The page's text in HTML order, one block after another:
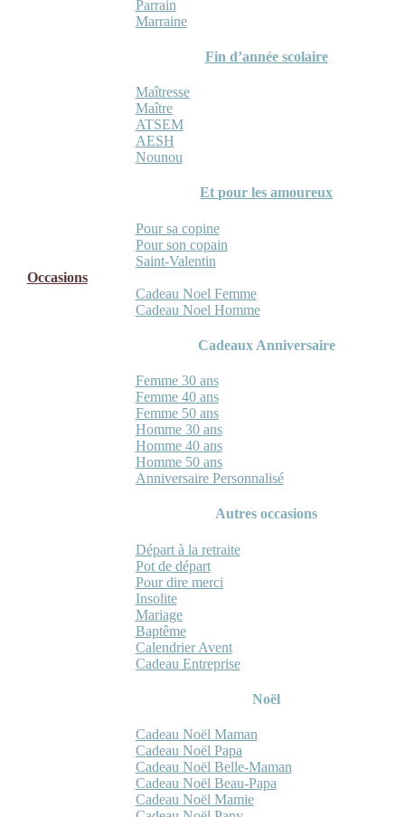
Parrain
Marraine
Fin d’année scolaire
Maîtresse
Maître
ATSEM
AESH
Nounou
Et pour les amoureux
Pour sa copine
Pour son copain
Saint-Valentin
Occasions
Cadeau Noel Femme
Cadeau Noel Homme
Cadeaux Anniversaire
Femme 30 ans
Femme 40 ans
Femme 50 ans
Homme 30 ans
Homme 40 ans
Homme 50 ans
Anniversaire Personnalisé
Autres occasions
Départ à la retraite
Pot de départ
Pour dire merci
Insolite
Mariage
Baptême
Calendrier Avent
Cadeau Entreprise
Noël
Cadeau Noël Maman
Cadeau Noël Papa
Cadeau Noël Belle-Maman
Cadeau Noël Beau-Papa
Cadeau Noël Mamie